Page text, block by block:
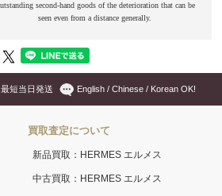
最短当日発送 English / Chinese / Korean OK!
買取査定について
新品買取：HERMES エルメス
中古買取：HERMES エルメス